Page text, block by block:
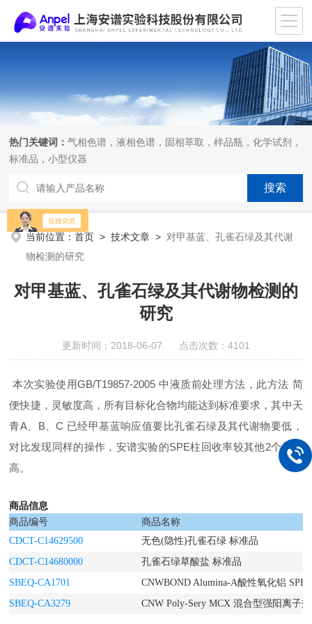
热门关键词：气相色谱，液相色谱，固相萃取，样品瓶，化学试剂，
标准品，小型仪器
当前位置：首页 >技术文章 > 对甲基蓝、孔雀石绿及其代谢
物检测的研究
对甲基蓝、孔雀石绿及其代谢物检测的
研究
更新时间：2018-06-07 点击次数：4101
本次实验使用GB/T19857-2005 中液质前处理方法，此方法 简
便快捷，灵敏度高，所有目标化合物均能达到标准要求，其中天
青A、B、C 已经甲基蓝响应值要比孔雀石绿及其代谢物要低，
对比发现同样的操作，安谱实验的SPE柱回收率较其他2个品牌
高。
商品信息
商品编号 商品名称
CDCT-C14629500
无色(隐性)孔雀石绿 标准品
CDCT-C14680000
孔雀石绿草酸盐 标准品
SBEQ-CA1701
CNWBOND Alumina-A酸性氧化铝 SPE
SBEQ-CA3279
CNW Poly-Sery MCX 混合型强阳离子